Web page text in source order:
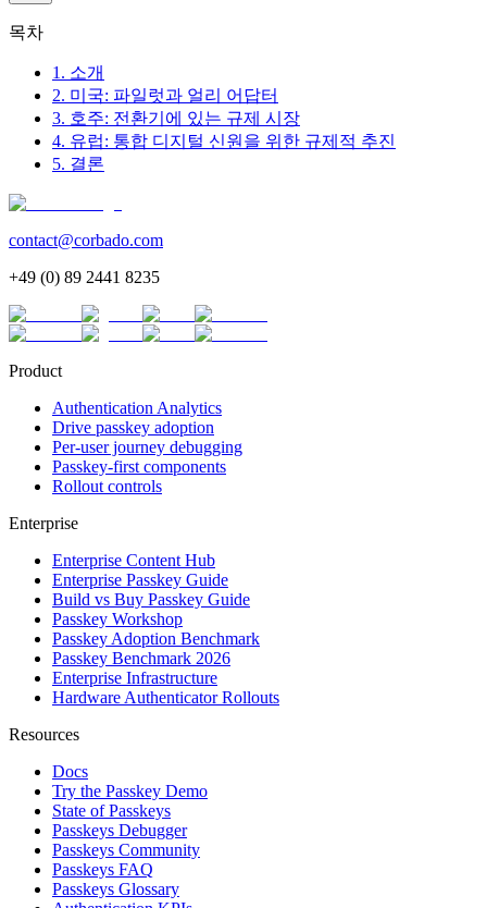
목차
1. 소개
2. 미국: 파일럿과 얼리 어답터
3. 호주: 전환기에 있는 규제 시장
4. 유럽: 통합 디지털 신원을 위한 규제적 추진
5. 결론
contact@corbado.com
+49 (0) 89 2441 8235
Product
Authentication Analytics
Drive passkey adoption
Per-user journey debugging
Passkey-first components
Rollout controls
Enterprise
Enterprise Content Hub
Enterprise Passkey Guide
Build vs Buy Passkey Guide
Passkey Workshop
Passkey Adoption Benchmark
Passkey Benchmark 2026
Enterprise Infrastructure
Hardware Authenticator Rollouts
Resources
Docs
Try the Passkey Demo
State of Passkeys
Passkeys Debugger
Passkeys Community
Passkeys FAQ
Passkeys Glossary